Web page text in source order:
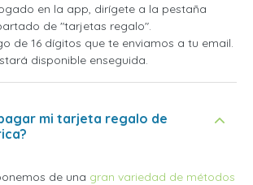
en la app, dirígete a la pestaña
de "tarjetas regalo".
de 16 dígitos que te enviamos a tu email.
disponible enseguida.
mi tarjeta regalo de
de una gran variedad de métodos